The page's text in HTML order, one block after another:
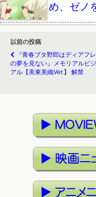
め、ゼノ
以前の投稿
『青春ブタ野郎はディアフ
の夢を見ない』メモリアルビ
アル【美東美織Ver.】 解禁